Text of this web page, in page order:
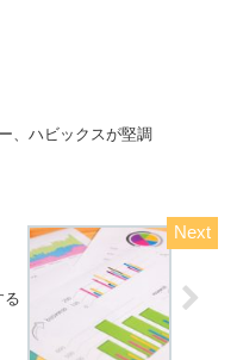
、ハビックスが堅調
る